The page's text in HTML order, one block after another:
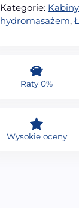
Kategorie:
hydromasażem,
Raty 0%
Wysokie oceny